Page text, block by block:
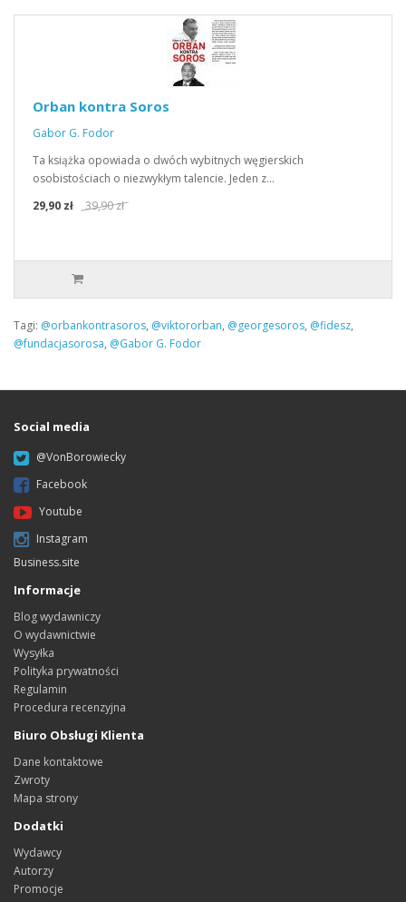
Orban kontra Soros
Gabor G. Fodor
Ta książka opowiada o dwóch wybitnych węgierskich
osobistościach o niezwykłym talencie. Jeden z…
29,90 zł
39,90 zł
Tagi: @orbankontrasoros, @viktororban, @georgesoros, @fidesz,
@fundacjasorosa, @Gabor G. Fodor
Social media
@VonBorowiecky
Facebook
Youtube
Instagram
Business.site
Informacje
Blog wydawniczy
O wydawnictwie
Wysyłka
Polityka prywatności
Regulamin
Procedura recenzyjna
Biuro Obsługi Klienta
Dane kontaktowe
Zwroty
Mapa strony
Dodatki
Wydawcy
Autorzy
Promocje